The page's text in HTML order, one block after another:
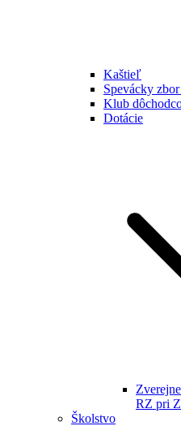
Kaštieľ
Spevácky
Klub
Dotácie
RZ pri
Školstvo